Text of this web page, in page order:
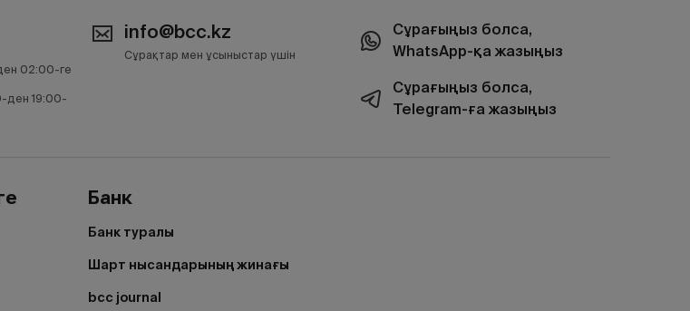
02:00-ге
ден 19:00-
info@bcc.kz
Сұрақтар мен ұсыныстар үшін
Сұрағыңыз болса,
WhatsApp-қа жазыңыз
Сұрағыңыз болса,
Telegram-ға жазыңыз
Банк
Банк туралы
Шарт нысандарының жинағы
bcc journal